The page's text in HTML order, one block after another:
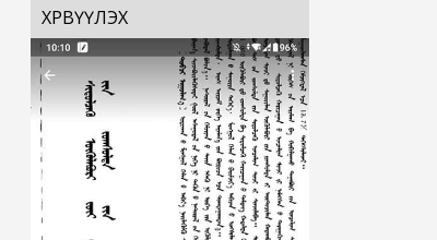
ХӨРВҮҮЛЭХ